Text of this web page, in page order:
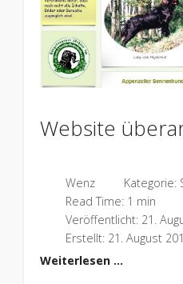
Website
Wenz Kategorie:
Read Time: 1 min
Veröffentlicht: 21.
Erstellt: 21. August
Weiterlesen …